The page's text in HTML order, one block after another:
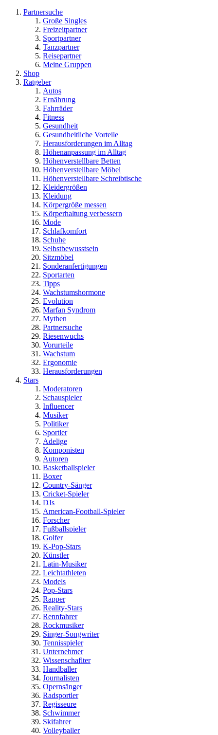
Partnersuche
Große Singles
Freizeitpartner
Sportpartner
Tanzpartner
Reisepartner
Meine Gruppen
Shop
Ratgeber
Autos
Ernährung
Fahrräder
Fitness
Gesundheit
Gesundheitliche Vorteile
Herausforderungen im Alltag
Höhenanpassung im Alltag
Höhenverstellbare Betten
Höhenverstellbare Möbel
Höhenverstellbare Schreibtische
Kleidergrößen
Kleidung
Körpergröße messen
Körperhaltung verbessern
Mode
Schlafkomfort
Schuhe
Selbstbewusstsein
Sitzmöbel
Sonderanfertigungen
Sportarten
Tipps
Wachstumshormone
Evolution
Marfan Syndrom
Mythen
Partnersuche
Riesenwuchs
Vorurteile
Wachstum
Ergonomie
Herausforderungen
Stars
Moderatoren
Schauspieler
Influencer
Musiker
Politiker
Sportler
Adelige
Komponisten
Autoren
Basketballspieler
Boxer
Country-Sänger
Cricket-Spieler
DJs
American-Football-Spieler
Forscher
Fußballspieler
Golfer
K-Pop-Stars
Künstler
Latin-Musiker
Leichtathleten
Models
Pop-Stars
Rapper
Reality-Stars
Rennfahrer
Rockmusiker
Singer-Songwriter
Tennisspieler
Unternehmer
Wissenschaflter
Handballer
Journalisten
Opernsänger
Radsportler
Regisseure
Schwimmer
Skifahrer
Volleyballer